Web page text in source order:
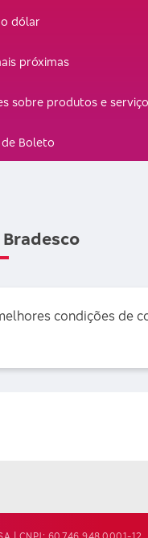
dólar
próximas
sobre produtos e
Boleto
condições de